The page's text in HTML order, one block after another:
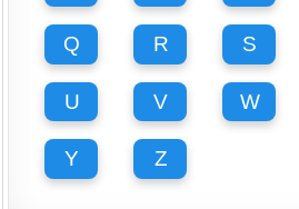
Q R S
U V W
Y Z